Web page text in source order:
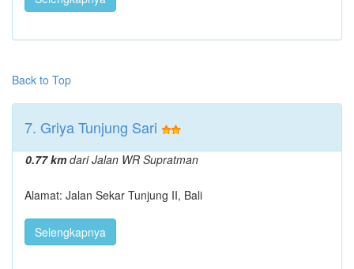
Back to Top
7. Griya Tunjung Sari
0.77 kmdari Jalan WR Supratman
Alamat: Jalan Sekar Tunjung II, Bali
Selengkapnya